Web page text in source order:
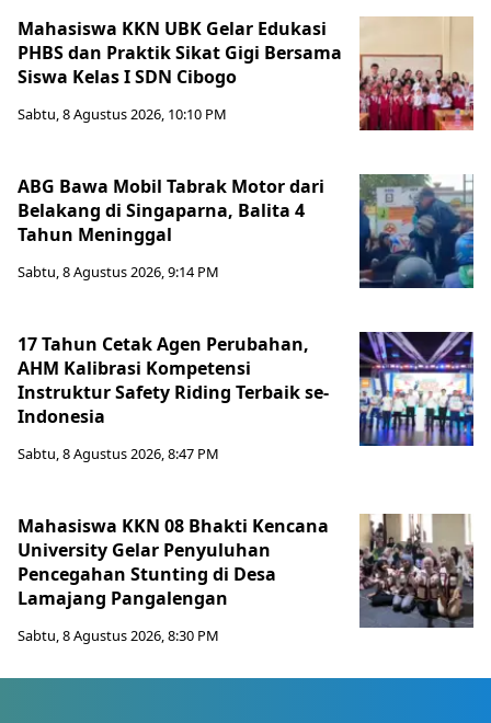
Mahasiswa KKN UBK Gelar Edukasi
PHBS dan Praktik Sikat Gigi Bersama
Siswa Kelas I SDN Cibogo
Sabtu, 8 Agustus 2026, 10:10 PM
ABG Bawa Mobil Tabrak Motor dari
Belakang di Singaparna, Balita 4
Tahun Meninggal
Sabtu, 8 Agustus 2026, 9:14 PM
17 Tahun Cetak Agen Perubahan,
AHM Kalibrasi Kompetensi
Instruktur Safety Riding Terbaik se-
Indonesia
Sabtu, 8 Agustus 2026, 8:47 PM
Mahasiswa KKN 08 Bhakti Kencana
University Gelar Penyuluhan
Pencegahan Stunting di Desa
Lamajang Pangalengan
Sabtu, 8 Agustus 2026, 8:30 PM